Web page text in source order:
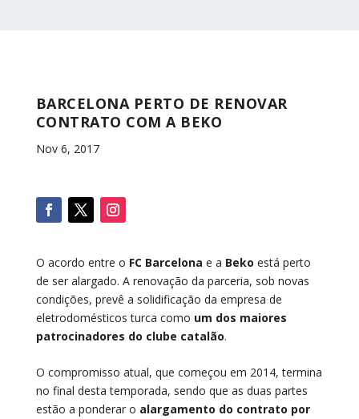
BARCELONA PERTO DE RENOVAR
CONTRATO COM A BEKO
Nov 6, 2017
O acordo entre o FC Barcelona e a Beko está perto
de ser alargado. A renovação da parceria, sob novas
condições, prevê a solidificação da empresa de
eletrodomésticos turca como um dos maiores
patrocinadores do clube catalão.
O compromisso atual, que começou em 2014, termina
no final desta temporada, sendo que as duas partes
estão a ponderar o alargamento do contrato por